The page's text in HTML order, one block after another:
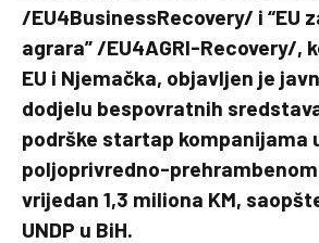
/EU4BusinessRecovery/ i “EU
agrara” /EU4AGRI-Recovery/,
EU i Njemačka, objavljen je
dodjelu bespovratnih
podrške startap kompanijama
poljoprivredno-
vrijedan 1,3 miliona KM,
UNDP u BiH.